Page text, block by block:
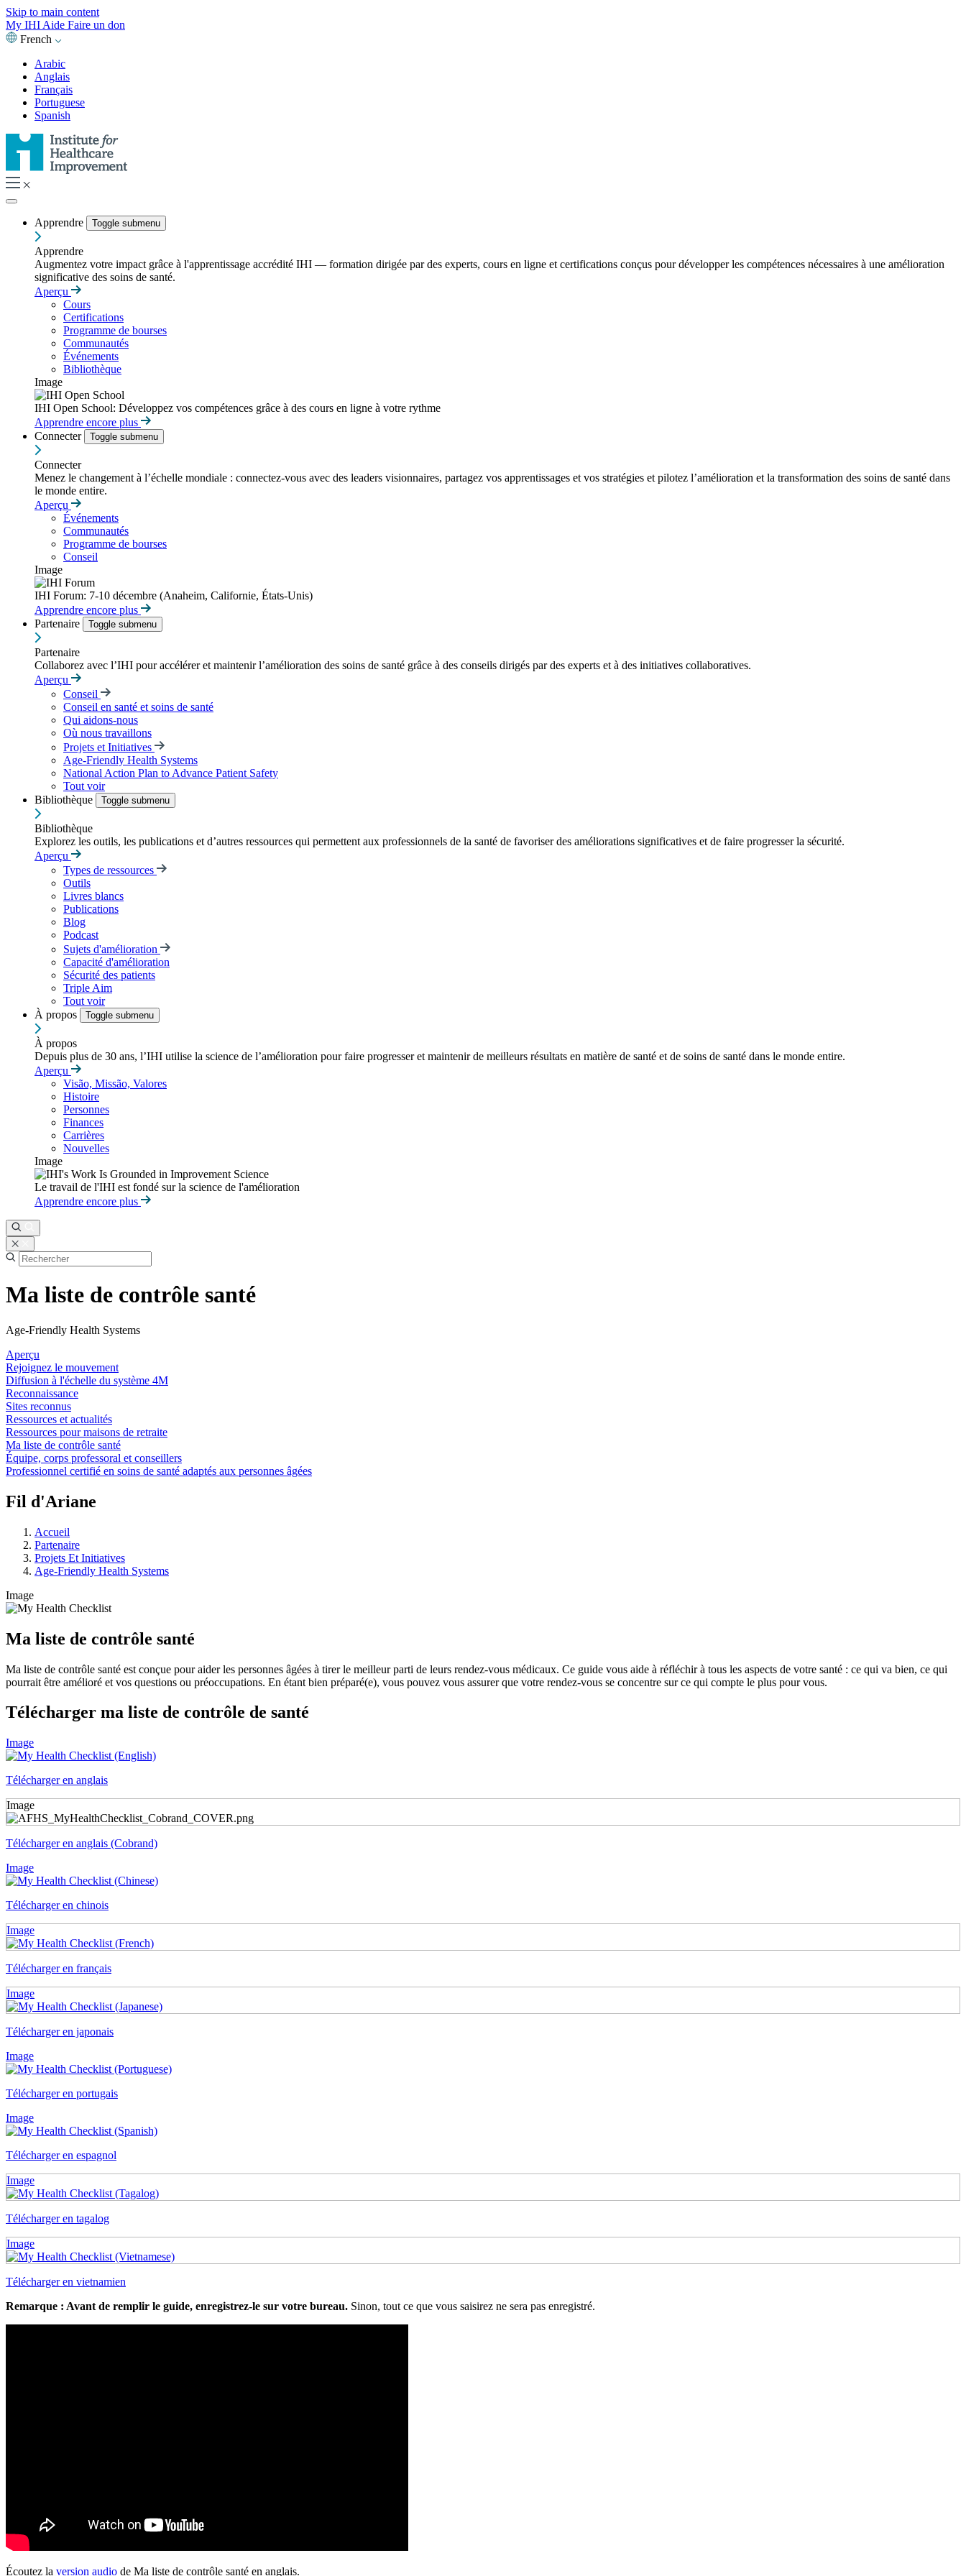
Skip to main content
My IHI Aide Faire un don
French
Arabic
Anglais
Français
Portuguese
Spanish
Apprendre Toggle submenu
Apprendre
Augmentez votre impact grâce à l'apprentissage accrédité IHI — formation dirigée par des experts, cours en ligne et certifications conçus pour développer les compétences nécessaires à une amélioration
significative des soins de santé.
Aperçu
Cours
Certifications
Programme de bourses
Communautés
Événements
Bibliothèque
Image
IHI Open School: Développez vos compétences grâce à des cours en ligne à votre rythme
Apprendre encore plus
Connecter
Toggle submenu
Connecter
Menez le changement à l’échelle mondiale : connectez-vous avec des leaders visionnaires, partagez vos apprentissages et vos stratégies et pilotez l’amélioration et la transformation des soins de santé dans
le monde entire.
Aperçu
Événements
Communautés
Programme de bourses
Conseil
Image
IHI Forum: 7-10 décembre (Anaheim, Californie, États-Unis)
Apprendre encore plus
Partenaire
Toggle submenu
Partenaire
Collaborez avec l’IHI pour accélérer et maintenir l’amélioration des soins de santé grâce à des conseils dirigés par des experts et à des initiatives collaboratives.
Aperçu
Conseil
Conseil en santé et soins de santé
Qui aidons-nous
Où nous travaillons
Projets et Initiatives
Age-Friendly Health Systems
National Action Plan to Advance Patient Safety
Tout voir
Bibliothèque
Toggle submenu
Bibliothèque
Explorez les outils, les publications et d’autres ressources qui permettent aux professionnels de la santé de favoriser des améliorations significatives et de faire progresser la sécurité.
Aperçu
Types de ressources
Outils
Livres blancs
Publications
Blog
Podcast
Sujets d'amélioration
Capacité d'amélioration
Sécurité des patients
Triple Aim
Tout voir
À propos
Toggle submenu
À propos
Depuis plus de 30 ans, l’IHI utilise la science de l’amélioration pour faire progresser et maintenir de meilleurs résultats en matière de santé et de soins de santé dans le monde entire.
Aperçu
Visão, Missão, Valores
Histoire
Personnes
Finances
Carrières
Nouvelles
Image
Le travail de l'IHI est fondé sur la science de l'amélioration
Apprendre encore plus
Ma liste de contrôle santé
Age-Friendly Health Systems
Aperçu
Rejoignez le mouvement
Diffusion à l'échelle du système 4M
Reconnaissance
Sites reconnus
Ressources et actualités
Ressources pour maisons de retraite
Ma liste de contrôle santé
Équipe, corps professoral et conseillers
Professionnel certifié en soins de santé adaptés aux personnes âgées
Fil d'Ariane
Accueil
Partenaire
Projets Et Initiatives
Age-Friendly Health Systems
Image
Ma liste de contrôle santé
Ma liste de contrôle santé est conçue pour aider les personnes âgées à tirer le meilleur parti de leurs rendez-vous médicaux. Ce guide vous aide à réfléchir à tous les aspects de votre santé : ce qui va bien, ce qui
pourrait être amélioré et vos questions ou préoccupations. En étant bien préparé(e), vous pouvez vous assurer que votre rendez-vous se concentre sur ce qui compte le plus pour vous.
Télécharger ma liste de contrôle de santé
Image
Télécharger en anglais
Image
Télécharger en anglais (Cobrand)
Image
Télécharger en chinois
Image
Télécharger en français
Image
Télécharger en japonais
Image
Télécharger en portugais
Image
Télécharger en espagnol
Image
Télécharger en tagalog
Image
Télécharger en vietnamien
Remarque : Avant de remplir le guide, enregistrez-le sur votre bureau. Sinon, tout ce que vous saisirez ne sera pas enregistré.
Écoutez la version audio de Ma liste de contrôle santé en anglais.